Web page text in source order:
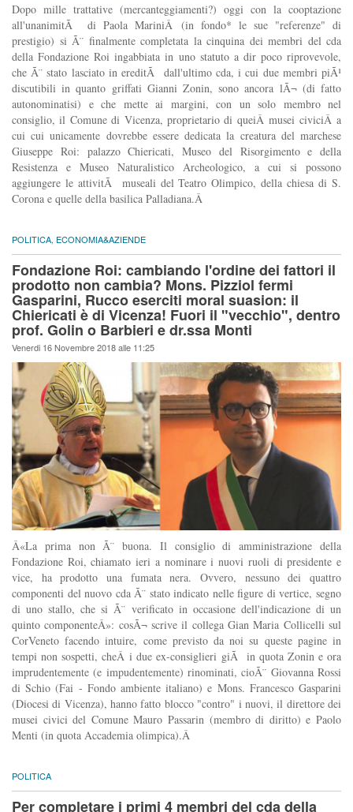
Dopo mille trattative (mercanteggiamenti?) oggi con la cooptazione
all'unanimitÃ di Paola MariniÂ (in fondo* le sue "referenze" di
prestigio) si Ã¨ finalmente completata la cinquina dei membri del cda
della Fondazione Roi ingabbiata in uno statuto a dir poco riprovevole,
che Ã¨ stato lasciato in ereditÃ dall'ultimo cda, i cui due membri piÃ¹
discutibili in quanto griffati Gianni Zonin, sono ancora lÃ¬ (di fatto
autonominatisi) e che mette ai margini, con un solo membro nel
consiglio, il Comune di Vicenza, proprietario di queiÂ musei civiciÂ a
cui cui unicamente dovrebbe essere dedicata la creatura del marchese
Giuseppe Roi: palazzo Chiericati, Museo del Risorgimento e della
Resistenza e Museo Naturalistico Archeologico, a cui si possono
aggiungere le attivitÃ museali del Teatro Olimpico, della chiesa di S.
Corona e quelle della basilica Palladiana.Â
POLITICA ECONOMIA&AZIENDE
Fondazione Roi: cambiando l'ordine dei fattori il
prodotto non cambia? Mons. Pizziol fermi
Gasparini, Rucco eserciti moral suasion: il
Chiericati è di Vicenza! Fuori il "vecchio", dentro
prof. Golin o Barbieri e dr.ssa Monti
Venerdi 16 Novembre 2018 alle 11:25
Â«La prima non Ã¨ buona. Il consiglio di amministrazione della
Fondazione Roi, chiamato ieri a nominare i nuovi ruoli di presidente e
vice, ha prodotto una fumata nera. Ovvero, nessuno dei quattro
componenti del nuovo cda Ã¨ stato indicato nelle figure di vertice, segno
di uno stallo, che si Ã¨ verificato in occasione dell'indicazione di un
quinto componenteÂ»: cosÃ¬ scrive il collega Gian Maria Collicelli sul
CorVeneto facendo intuire, come previsto da noi su queste pagine in
tempi non sospetti, cheÂ i due ex-consiglieri giÃ in quota Zonin e ora
imprudentemente (e impudentemente) rinominati, cioÃ¨ Giovanna Rossi
di Schio (Fai - Fondo ambiente italiano) e Mons. Francesco Gasparini
(Diocesi di Vicenza), hanno fatto blocco "contro" i nuovi, il direttore dei
musei civici del Comune Mauro Passarin (membro di diritto) e Paolo
Menti (in quota Accademia olimpica).Â
POLITICA
Per completare i primi 4 membri del cda della